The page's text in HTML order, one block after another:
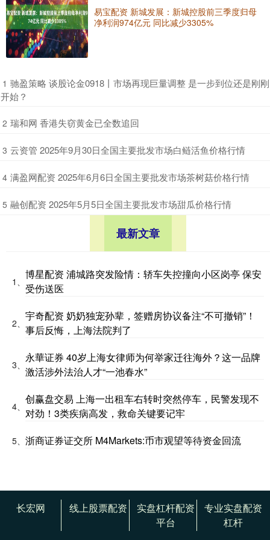
易宝配资 新城发展：新城控股前三季度归母
净利润974亿元 同比减少3305%
1 ​驰盈策略 谈股论金0918丨市场再现巨量调整 是一步到位还是刚刚
开始？
2 ​瑞和网 香港失窃黄金已全数追回
3 ​云资管 2025年9月30日全国主要批发市场白鲢活鱼价格行情
4 ​满盈网配资 2025年6月6日全国主要批发市场茶树菇价格行情
5 ​融创配资 2025年5月5日全国主要批发市场甜瓜价格行情
最新文章
1、
博星配资 浦城路突发险情：轿车失控撞向小区岗亭 保安
受伤送医
2、
宇奇配资 奶奶独宠孙辈，签赠房协议备注“不可撤销”！
事后反悔，上海法院判了
3、
永華证券 40岁上海女律师为何举家迁往海外？这一品牌
激活涉外法治人才“一池春水”
4、
创赢盘交易 上海一出租车右转时突然停车，民警发现不
对劲！3类疾病高发，救命关键要记牢
5、 浙商证券证交所 M4Markets:币市观望等待资金回流
长宏网 线上股票配资
实盘杠杆配资
平台
专业实盘配资
杠杆